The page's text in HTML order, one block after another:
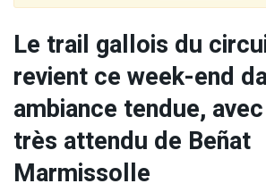
Le trail gallois du
revient ce week-end
ambiance tendue,
très attendu de Beñat
Marmissolle